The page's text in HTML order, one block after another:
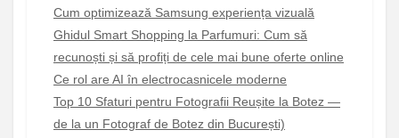
Cum optimizează Samsung experiența vizuală
Ghidul Smart Shopping la Parfumuri: Cum să
recunoști și să profiți de cele mai bune oferte online
Ce rol are AI în electrocasnicele moderne
Top 10 Sfaturi pentru Fotografii Reușite la Botez —
de la un Fotograf de Botez din București)